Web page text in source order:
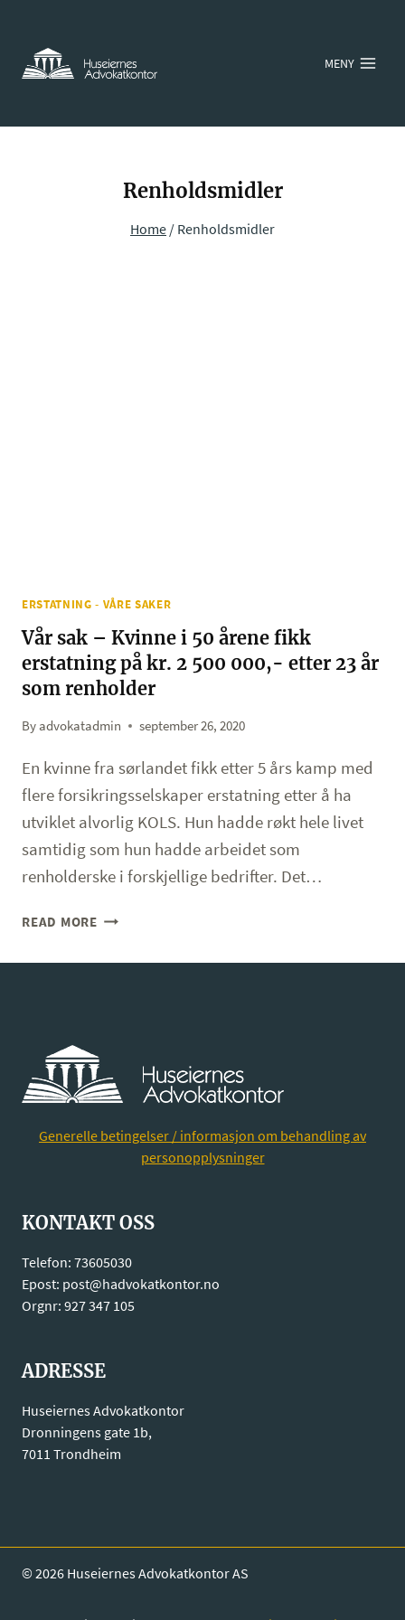
content
MENY
Renholdsmidler
Home / Renholdsmidler
ERSTATNING - VÅRE SAKER
Vår sak – Kvinne i 50 årene fikk
erstatning på kr. 2 500 000,- etter 23 år
som renholder
Byadvokatadmin september 26, 2020
En kvinne fra sørlandet fikk etter 5 års kamp med
flere forsikringsselskaper erstatning etter å ha
utviklet alvorlig KOLS. Hun hadde røkt hele livet
samtidig som hun hadde arbeidet som
renholderske i forskjellige bedrifter. Det…
READ MOREVÅR
–
FIKK
ERSTATNING
KR.
ETTER
ÅR
SOM
RENHOLDER
Generelle betingelser / informasjon om behandling av
personopplysninger
KONTAKT OSS
Telefon: 73605030
Epost: post@hadvokatkontor.no
Orgnr: 927 347 105
ADRESSE
Huseiernes Advokatkontor
Dronningens gate 1b,
7011 Trondheim
© 2026 Huseiernes Advokatkontor AS